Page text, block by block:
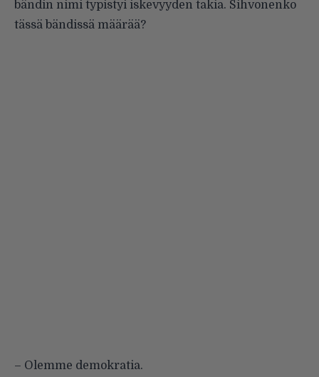
bändin nimi typistyi iskevyyden takia. Sihvonenko
tässä bändissä määrää?
– Olemme demokratia.